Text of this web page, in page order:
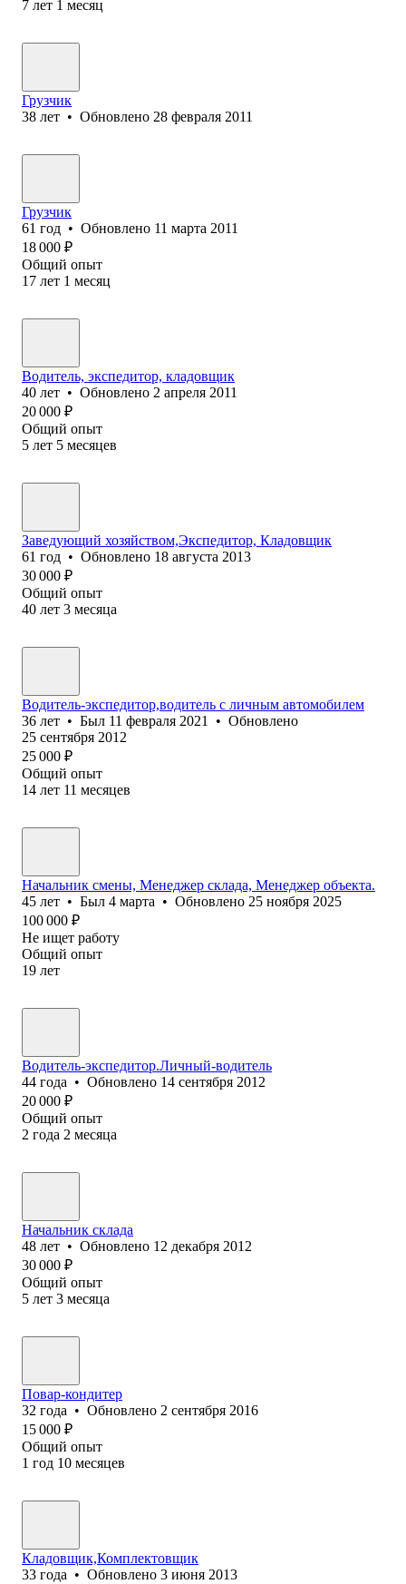
7 лет 1 месяц
Грузчик
38 лет • Обновлено 28 февраля 2011
Грузчик
61 год • Обновлено 11 марта 2011
18 000 ₽
Общий опыт
17 лет 1 месяц
Водитель, экспедитор, кладовщик
40 лет • Обновлено 2 апреля 2011
20 000 ₽
Общий опыт
5 лет 5 месяцев
Заведующий хозяйством,Экспедитор, Кладовщик
61 год • Обновлено 18 августа 2013
30 000 ₽
Общий опыт
40 лет 3 месяца
Водитель-экспедитор,водитель с личным автомобилем
36 лет • Был 11 февраля 2021 • Обновлено
25 сентября 2012
25 000 ₽
Общий опыт
14 лет 11 месяцев
Начальник смены, Менеджер склада, Менеджер объекта.
45 лет • Был 4 марта • Обновлено 25 ноября 2025
100 000 ₽
Не ищет работу
Общий опыт
19 лет
Водитель-экспедитор.Личный-водитель
44 года • Обновлено 14 сентября 2012
20 000 ₽
Общий опыт
2 года 2 месяца
Начальник склада
48 лет • Обновлено 12 декабря 2012
30 000 ₽
Общий опыт
5 лет 3 месяца
Повар-кондитер
32 года • Обновлено 2 сентября 2016
15 000 ₽
Общий опыт
1 год 10 месяцев
Кладовщик,Комплектовщик
33 года • Обновлено 3 июня 2013